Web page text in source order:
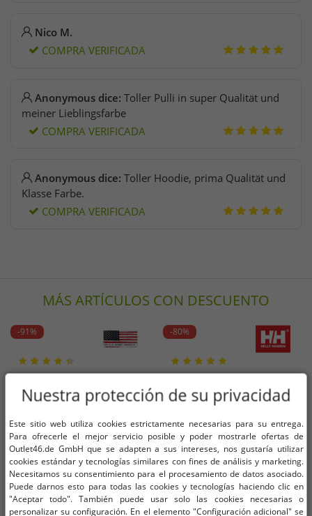
Nico M.
COMPRA VERIFICADA
Anonymous dice: Toller Pulli in super Qualität und
meiner Lieblingsfarbe
COMPRA VERIFICADA
Anonymous dice: Toller Hoodie, prima Qualität und
Klasse Farbe.
COMPRA VERIFICADA
MÁS ARTÍCULOS CON DESCUENTO
-91% -80%
Nuestra protección de su privacidad
Este sitio web utiliza cookies estrictamente necesarias para su entrega.
Para ofrecerle el mejor servicio posible y poder mostrarle ofertas de
Outlet46.de GmbH que se adapten a sus intereses, nos gustaría utilizar
cookies estándar y tecnologías similares con fines de análisis y marketing.
Necesitamos su consentimiento para el procesamiento de datos asociado.
Puede darnos esto para todas las cookies y tecnologías haciendo clic en
"Aceptar todo". También puede usar solo las cookies necesarias o
personalizar su configuración. En el elemento "Configuración adicional" se